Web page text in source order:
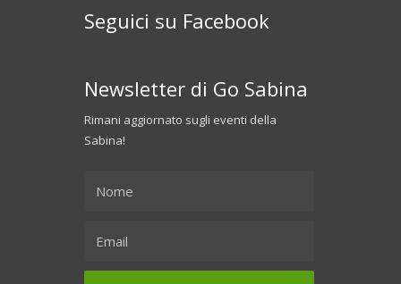
Seguici su Facebook
Newsletter di Go Sabina
Rimani aggiornato sugli eventi della
Sabina!